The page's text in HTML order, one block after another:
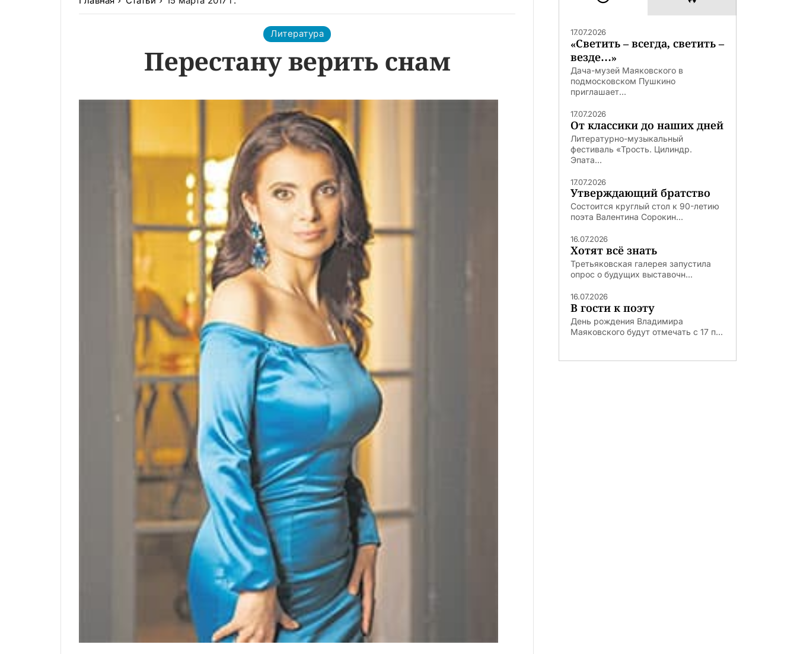
Литература
Перестану верить снам
17.07.2026
«Светить – всегда, светить –
везде…»
Дача-музей Маяковского в
подмосковском Пушкино
приглашает...
17.07.2026
От классики до наших дней
Литературно-музыкальный
фестиваль «Трость. Цилиндр.
Эпата...
17.07.2026
Утверждающий братство
Состоится круглый стол к 90-летию
поэта Валентина Сорокин...
16.07.2026
Хотят всё знать
Третьяковская галерея запустила
опрос о будущих выставочн...
16.07.2026
В гости к поэту
День рождения Владимира
Маяковского будут отмечать с 17 п...